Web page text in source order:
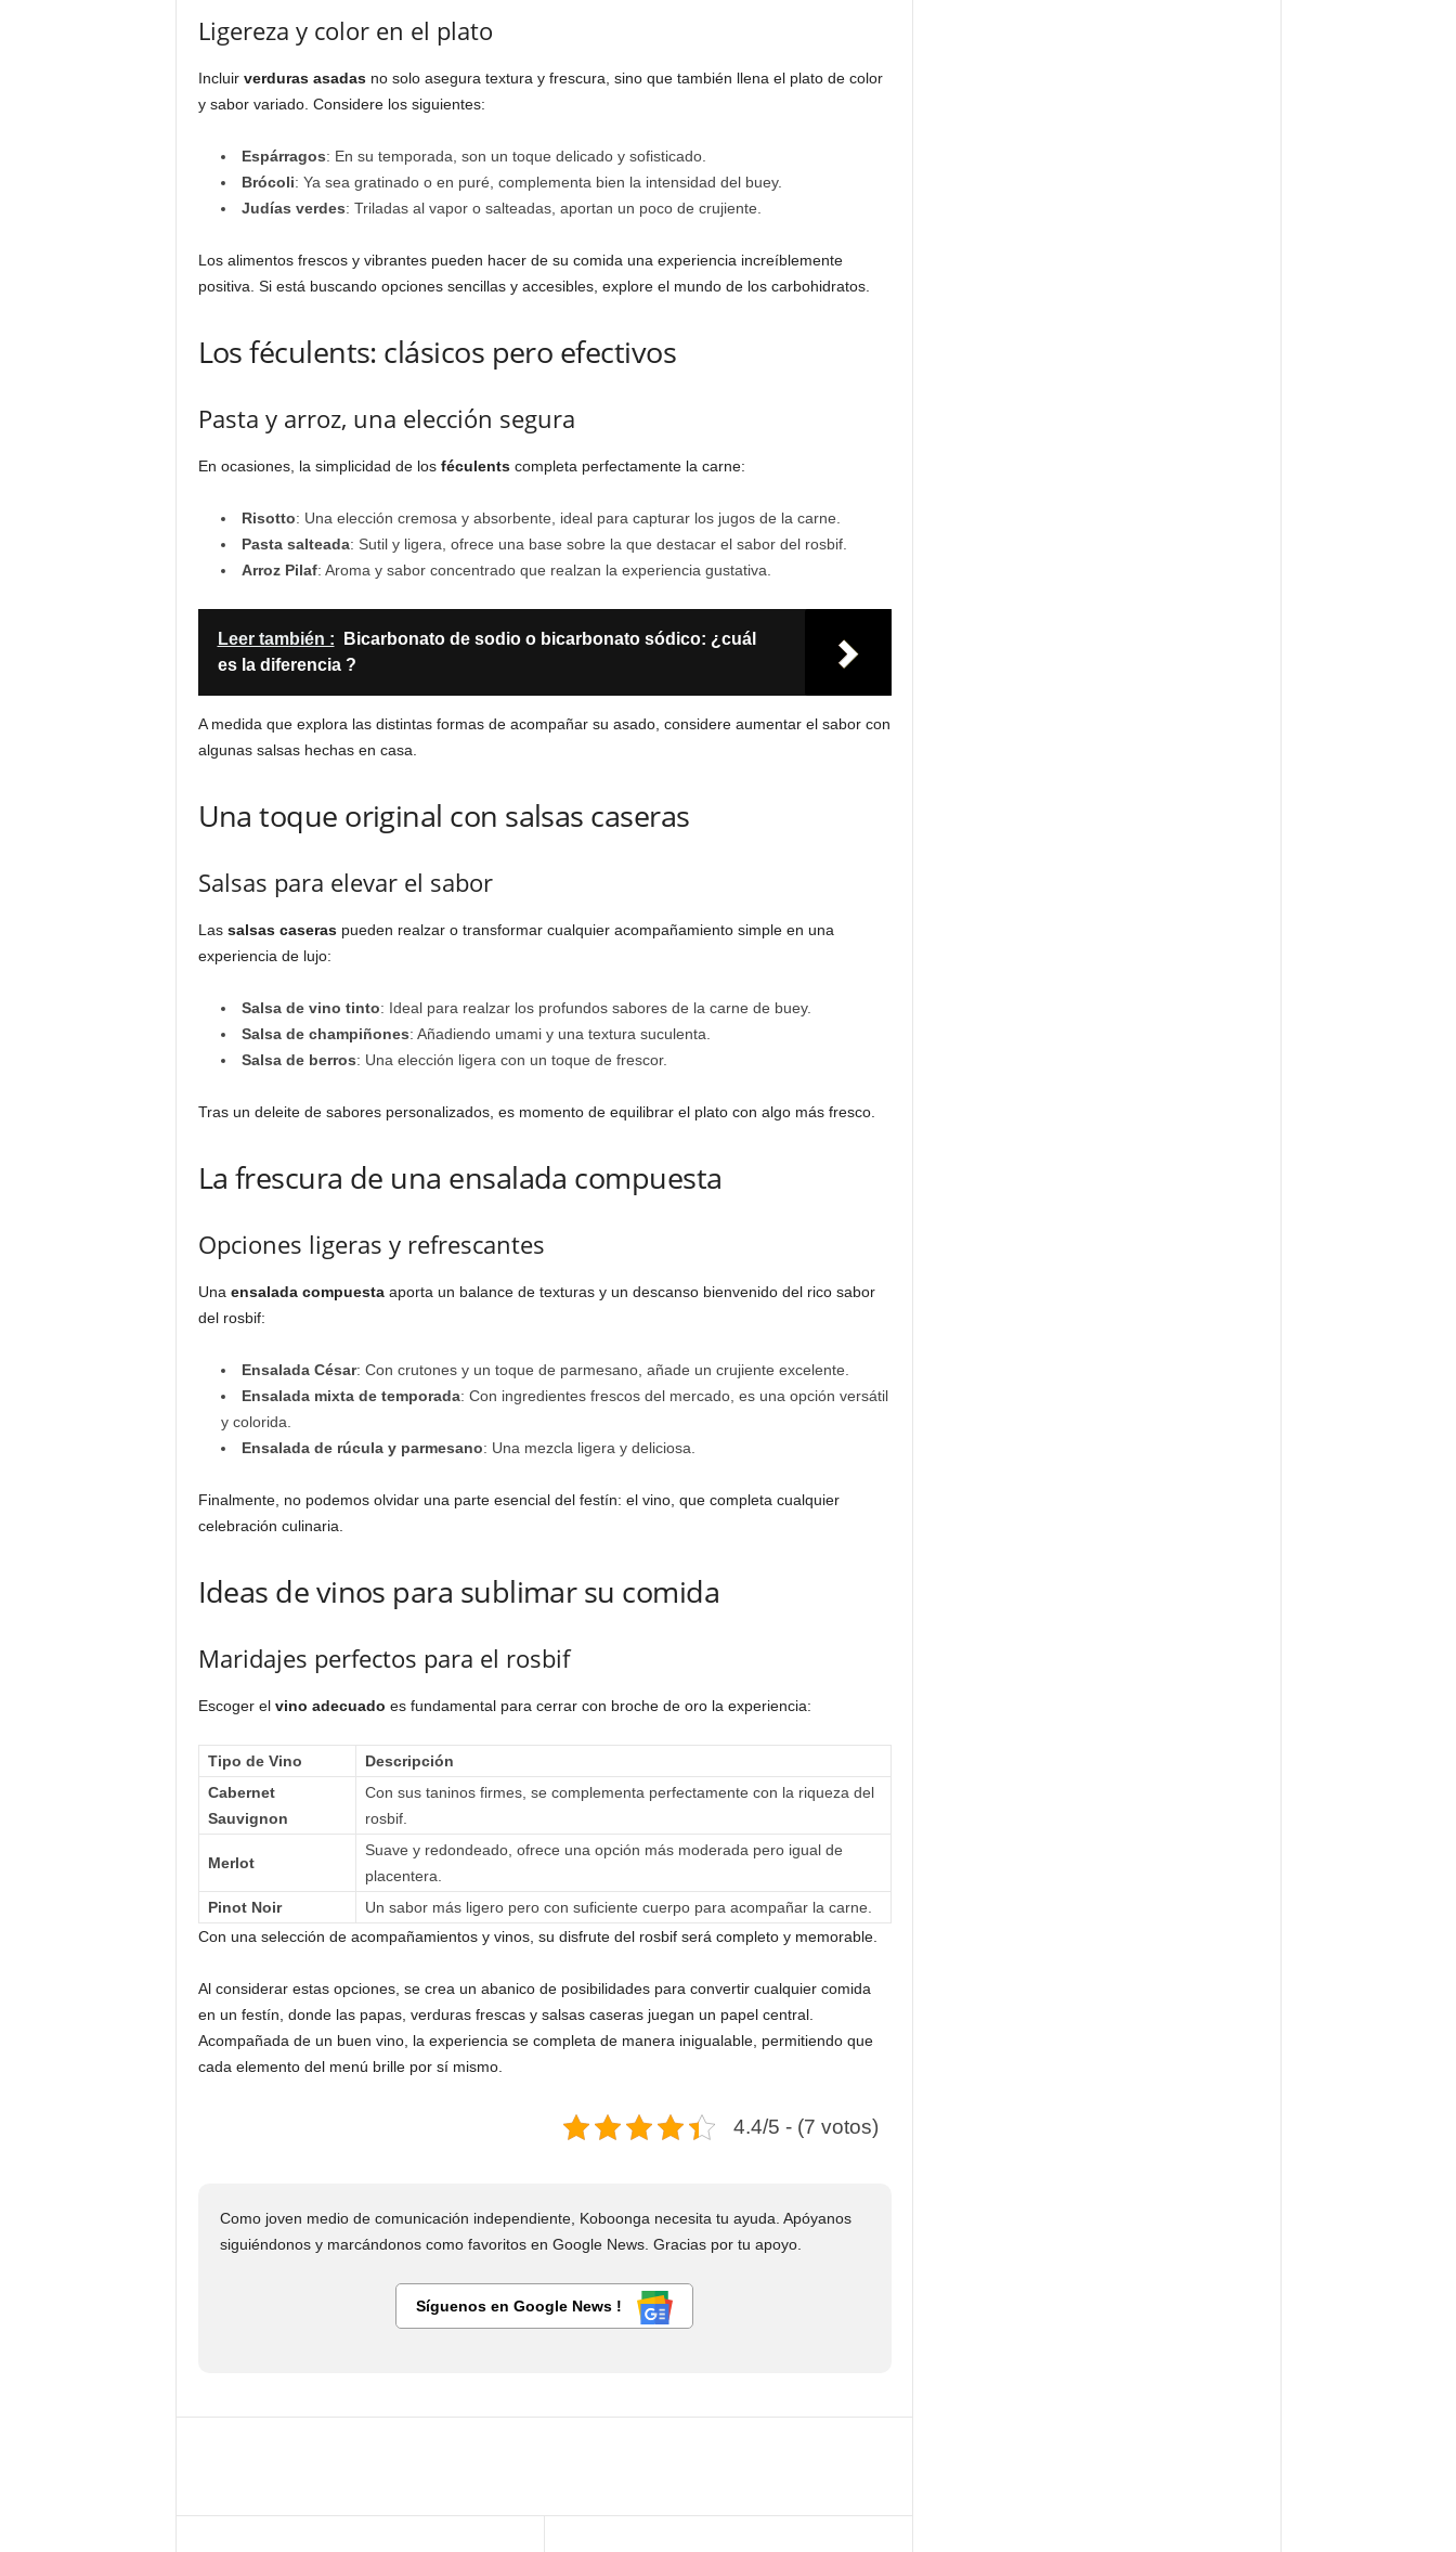
Ligereza y color en el plato
Incluir verduras asadasno solo asegura textura y frescura, sino que también llena el plato de color
y sabor variado. Considere los siguientes:
Espárragos: En su temporada, son un toque delicado y sofisticado.
Brócoli: Ya sea gratinado o en puré, complementa bien la intensidad del buey.
Judías verdes: Triladas al vapor o salteadas, aportan un poco de crujiente.
Los alimentos frescos y vibrantes pueden hacer de su comida una experiencia increíblemente
positiva. Si está buscando opciones sencillas y accesibles, explore el mundo de los carbohidratos.
Los féculents: clásicos pero efectivos
Pasta y arroz, una elección segura
En ocasiones, la simplicidad de los féculentscompleta perfectamente la carne:
Risotto: Una elección cremosa y absorbente, ideal para capturar los jugos de la carne.
Pasta salteada: Sutil y ligera, ofrece una base sobre la que destacar el sabor del rosbif.
Arroz Pilaf: Aroma y sabor concentrado que realzan la experiencia gustativa.
Leer también :
Bicarbonato de sodio o bicarbonato sódico: ¿cuál
es la diferencia ?
A medida que explora las distintas formas de acompañar su asado, considere aumentar el sabor con
algunas salsas hechas en casa.
Una toque original con salsas caseras
Salsas para elevar el sabor
Las salsas caseraspueden realzar o transformar cualquier acompañamiento simple en una
experiencia de lujo:
Salsa de vino tinto: Ideal para realzar los profundos sabores de la carne de buey.
Salsa de champiñones: Añadiendo umami y una textura suculenta.
Salsa de berros: Una elección ligera con un toque de frescor.
Tras un deleite de sabores personalizados, es momento de equilibrar el plato con algo más fresco.
La frescura de una ensalada compuesta
Opciones ligeras y refrescantes
Una ensalada compuestaaporta un balance de texturas y un descanso bienvenido del rico sabor
del rosbif:
Ensalada César: Con crutones y un toque de parmesano, añade un crujiente excelente.
Ensalada mixta de temporada: Con ingredientes frescos del mercado, es una opción versátil
y colorida.
Ensalada de rúcula y parmesano: Una mezcla ligera y deliciosa.
Finalmente, no podemos olvidar una parte esencial del festín: el vino, que completa cualquier
celebración culinaria.
Ideas de vinos para sublimar su comida
Maridajes perfectos para el rosbif
Escoger el vino adecuado es fundamental para cerrar con broche de oro la experiencia:
Tipo de Vino
Descripción
Cabernet
Sauvignon
Con sus taninos firmes, se complementa perfectamente con la riqueza del
rosbif.
Merlot
Suave y redondeado, ofrece una opción más moderada pero igual de
placentera.
Pinot Noir
Un sabor más ligero pero con suficiente cuerpo para acompañar la carne.
Con una selección de acompañamientos y vinos, su disfrute del rosbif será completo y memorable.
Al considerar estas opciones, se crea un abanico de posibilidades para convertir cualquier comida
en un festín, donde las papas, verduras frescas y salsas caseras juegan un papel central.
Acompañada de un buen vino, la experiencia se completa de manera inigualable, permitiendo que
cada elemento del menú brille por sí mismo.
4.4/5 - (7 votos)
Como joven medio de comunicación independiente, Koboonga necesita tu ayuda. Apóyanos
siguiéndonos y marcándonos como favoritos en Google News. Gracias por tu apoyo.
Síguenos en Google News !